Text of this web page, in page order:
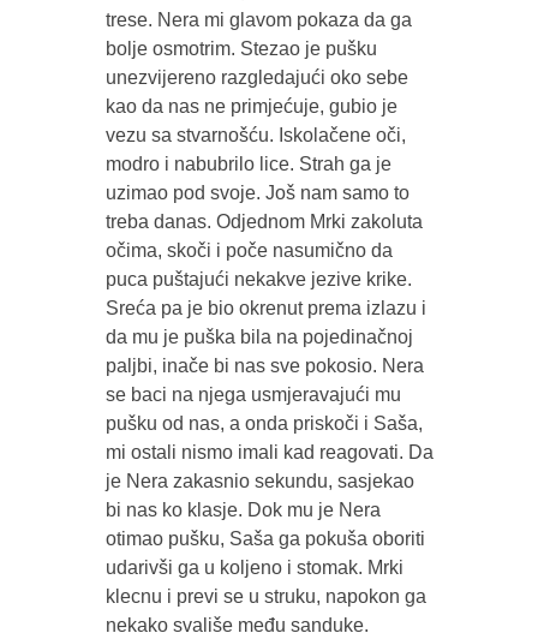
trese. Nera mi glavom pokaza da ga
bolje osmotrim. Stezao je pušku
unezvijereno razgledajući oko sebe
kao da nas ne primjećuje, gubio je
vezu sa stvarnošću. Iskolačene oči,
modro i nabubrilo lice. Strah ga je
uzimao pod svoje. Još nam samo to
treba danas. Odjednom Mrki zakoluta
očima, skoči i poče nasumično da
puca puštajući nekakve jezive krike.
Sreća pa je bio okrenut prema izlazu i
da mu je puška bila na pojedinačnoj
paljbi, inače bi nas sve pokosio. Nera
se baci na njega usmjeravajući mu
pušku od nas, a onda priskoči i Saša,
mi ostali nismo imali kad reagovati. Da
je Nera zakasnio sekundu, sasjekao
bi nas ko klasje. Dok mu je Nera
otimao pušku, Saša ga pokuša oboriti
udarivši ga u koljeno i stomak. Mrki
klecnu i previ se u struku, napokon ga
nekako svališe među sanduke.